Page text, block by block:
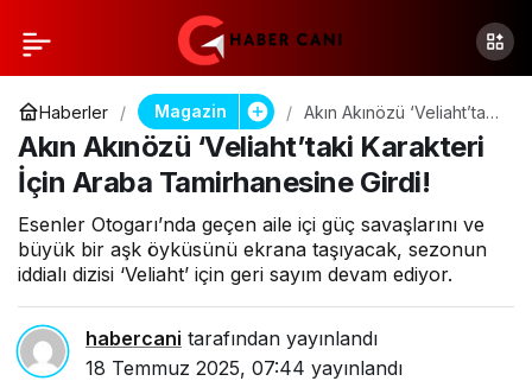
Haberler Magazin
Akın Akınözü ‘Veliaht’taki
Karakteri İçin Araba
Tamirhanesine Girdi!
Akın Akınözü ‘Veliaht’taki Karakteri
İçin Araba Tamirhanesine Girdi!
Esenler Otogarı’nda geçen aile içi güç savaşlarını ve
büyük bir aşk öyküsünü ekrana taşıyacak, sezonun
iddialı dizisi ‘Veliaht’ için geri sayım devam ediyor.
habercani tarafından yayınlandı
18 Temmuz 2025, 07:44 yayınlandı